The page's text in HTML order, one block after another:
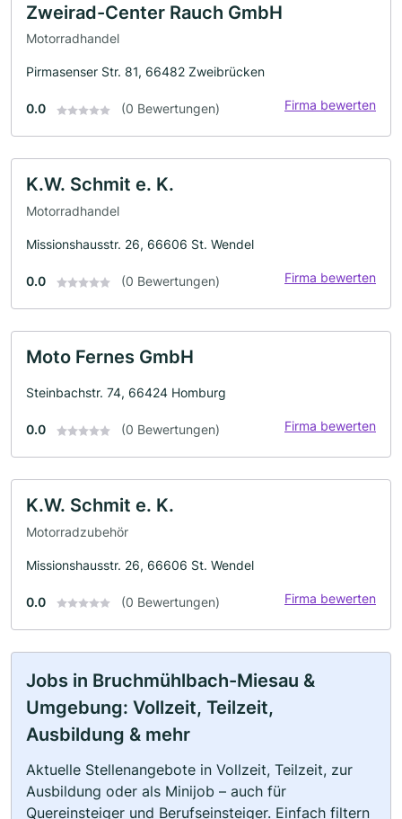
Zweirad-Center Rauch GmbH
Motorradhandel
Pirmasenser Str. 81, 66482 Zweibrücken
0.0 (0 Bewertungen) Firma bewerten
K.W. Schmit e. K.
Motorradhandel
Missionshausstr. 26, 66606 St. Wendel
0.0 (0 Bewertungen) Firma bewerten
Moto Fernes GmbH
Steinbachstr. 74, 66424 Homburg
0.0 (0 Bewertungen) Firma bewerten
K.W. Schmit e. K.
Motorradzubehör
Missionshausstr. 26, 66606 St. Wendel
0.0 (0 Bewertungen) Firma bewerten
Jobs in Bruchmühlbach-Miesau &
Umgebung: Vollzeit, Teilzeit,
Ausbildung & mehr
Aktuelle Stellenangebote in Vollzeit, Teilzeit, zur
Ausbildung oder als Minijob – auch für
Quereinsteiger und Berufseinsteiger. Einfach filtern